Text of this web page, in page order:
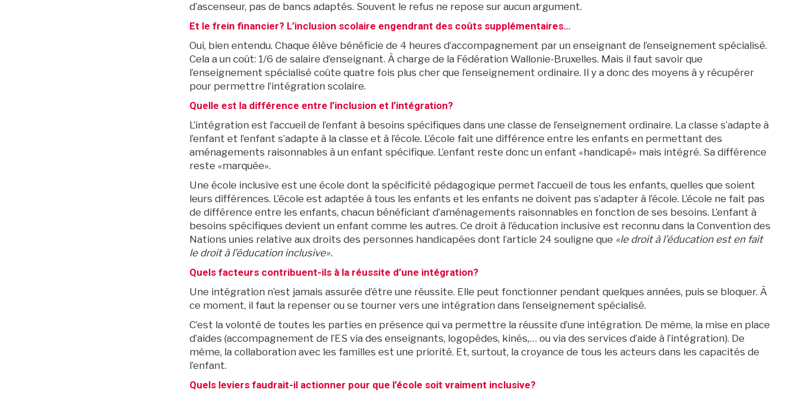
d’ascenseur, pas de bancs adaptés. Souvent le refus ne repose sur aucun argument.
Et le frein financier? L’inclusion scolaire engendrant des coûts supplémentaires…
Oui, bien entendu. Chaque élève bénéficie de 4 heures d’accompagnement par un enseignant de l’enseignement spécialisé.
Cela a un coût: 1/6 de salaire d’enseignant. À charge de la Fédération Wallonie-Bruxelles. Mais il faut savoir que
l’enseignement spécialisé coûte quatre fois plus cher que l’enseignement ordinaire. Il y a donc des moyens à y récupérer
pour permettre l’intégration scolaire.
Quelle est la différence entre l’inclusion et l’intégration?
L’intégration est l’accueil de l’enfant à besoins spécifiques dans une classe de l’enseignement ordinaire. La classe s’adapte à
l’enfant et l’enfant s’adapte à la classe et à l’école. L’école fait une différence entre les enfants en permettant des
aménagements raisonnables à un enfant spécifique. L’enfant reste donc un enfant «handicapé» mais intégré. Sa différence
reste «marquée».
Une école inclusive est une école dont la spécificité pédagogique permet l’accueil de tous les enfants, quelles que soient
leurs différences. L’école est adaptée à tous les enfants et les enfants ne doivent pas s’adapter à l’école. L’école ne fait pas
de différence entre les enfants, chacun bénéficiant d’aménagements raisonnables en fonction de ses besoins. L’enfant à
besoins spécifiques devient un enfant comme les autres. Ce droit à l’éducation inclusive est reconnu dans la Convention des
Nations unies relative aux droits des personnes handicapées dont l’article 24 souligne que «le droit à l’éducation est en fait
le droit à l’éducation inclusive».
Quels facteurs contribuent-ils à la réussite d’une intégration?
Une intégration n’est jamais assurée d’être une réussite. Elle peut fonctionner pendant quelques années, puis se bloquer. À
ce moment, il faut la repenser ou se tourner vers une intégration dans l’enseignement spécialisé.
C’est la volonté de toutes les parties en présence qui va permettre la réussite d’une intégration. De même, la mise en place
d’aides (accompagnement de l’ES via des enseignants, logopèdes, kinés,… ou via des services d’aide à l’intégration). De
même, la collaboration avec les familles est une priorité. Et, surtout, la croyance de tous les acteurs dans les capacités de
l’enfant.
Quels leviers faudrait-il actionner pour que l’école soit vraiment inclusive?